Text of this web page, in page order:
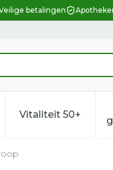
betalingen
hygiëne categorie
en vitamines
voor
Vitaliteit 50+
Toon